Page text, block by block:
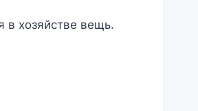
в хозяйстве вещь.